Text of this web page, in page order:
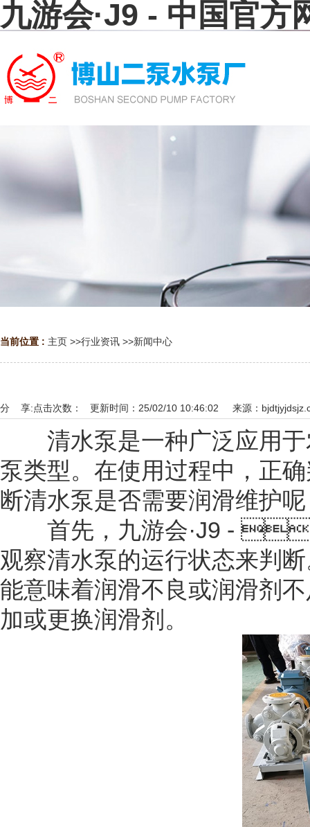
九游会·J9 - 中国官方
当前位置 : 主页 >>行业资讯 >>新闻中心
点击次数： 更新时间：25/02/10 10:46:02 来源：
分 享:
清水泵是一种广泛应用于
泵类型。在使用过程中，正
断清水泵是否需要润滑维护
首先，九游会·J9 -
观察清水泵的运行状态来判
能意味着润滑不良或润滑剂不足
加或更换润滑剂。